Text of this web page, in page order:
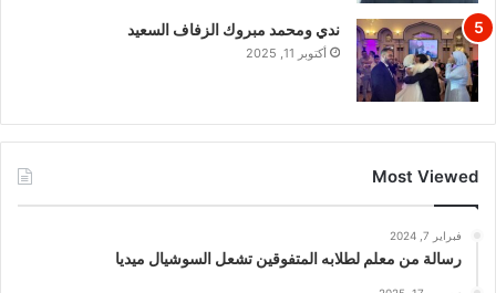
ندي ومحمد مبروك الزفاف السعيد
أكتوبر 11, 2025
Most Viewed
فبراير 7, 2024
رسالة من معلم لطلابه المتفوقين تشعل السوشيال ميديا